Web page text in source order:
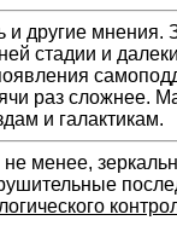
и другие мнения.
стадии и
раз сложнее.
и галактикам.
менее,